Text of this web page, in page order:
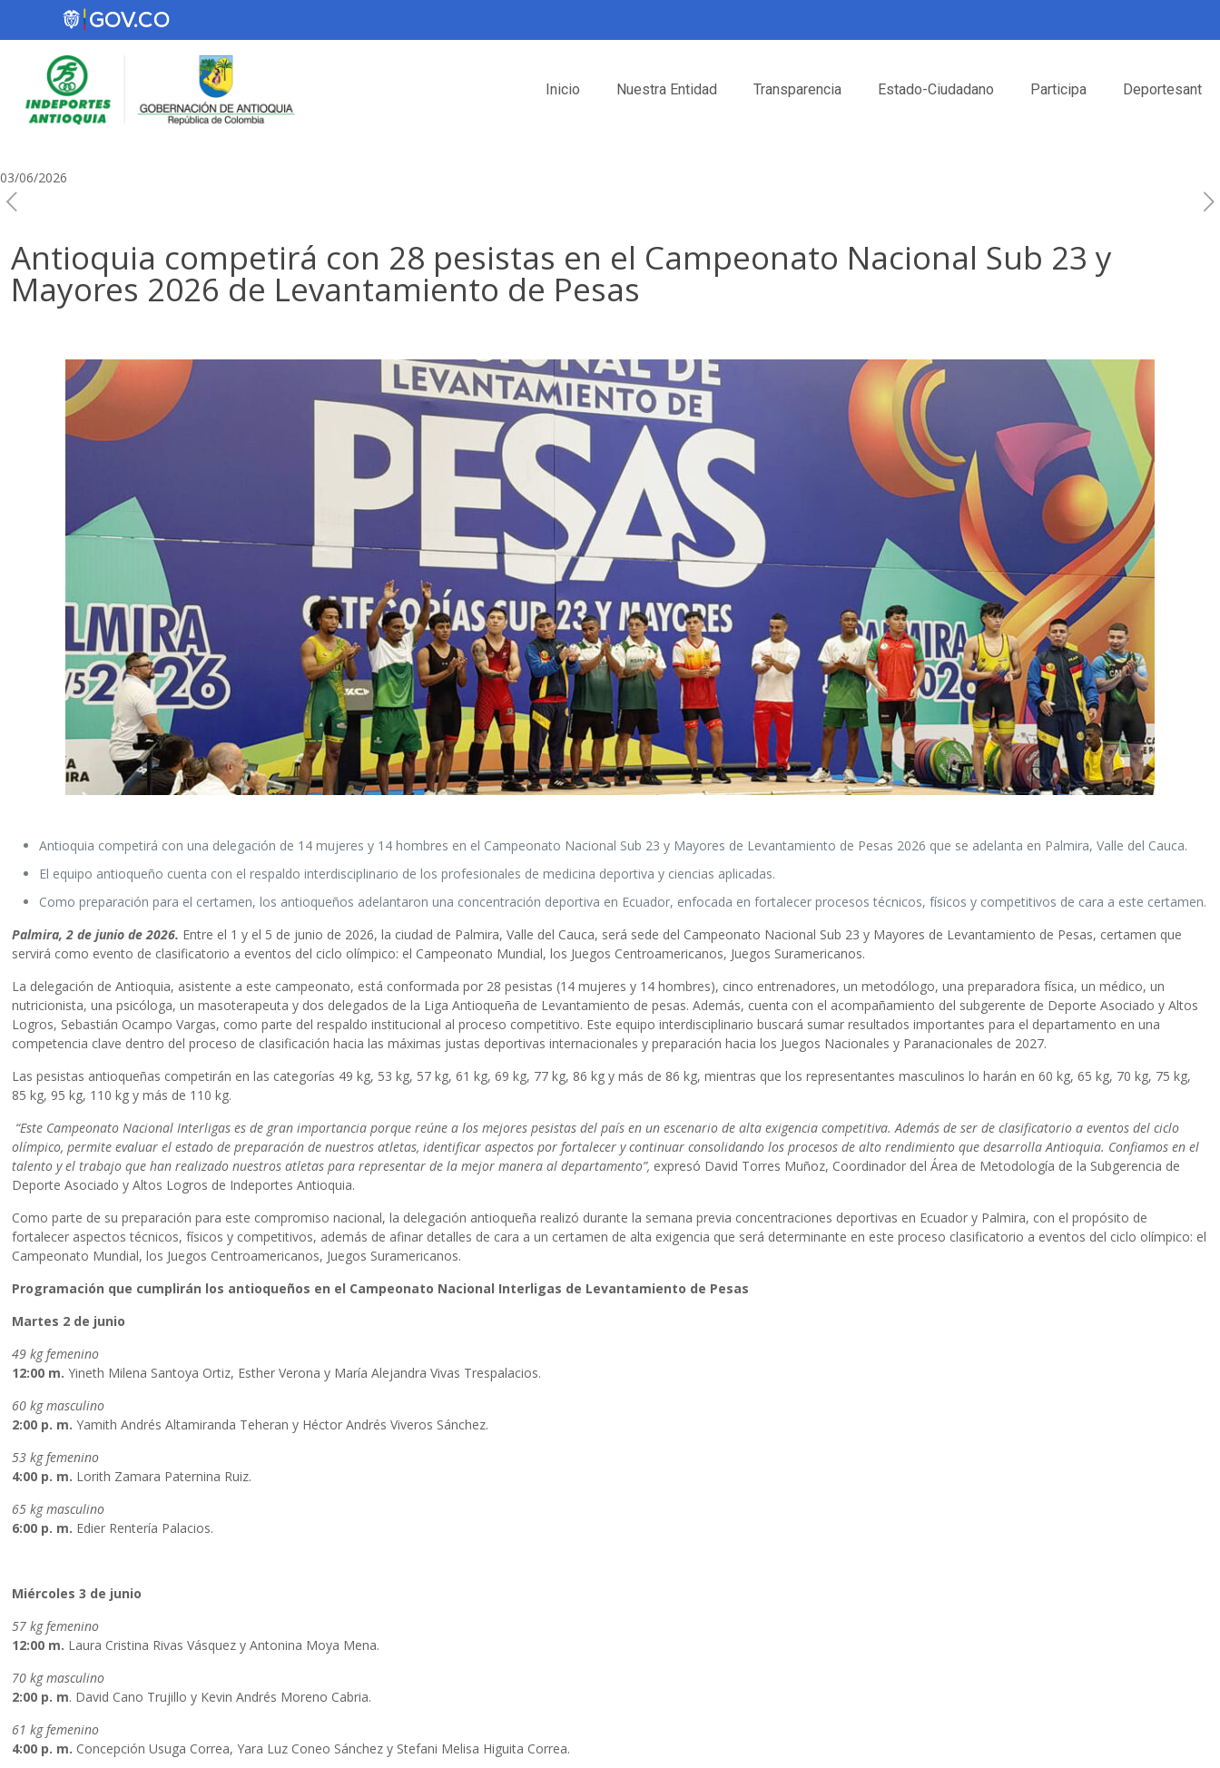
Inicio Nuestra Entidad Transparencia Estado-Ciudadano Participa Deportesant
03/06/2026
Antioquia competirá con 28 pesistas en el Campeonato Nacional Sub 23 y
Mayores 2026 de Levantamiento de Pesas
Antioquia competirá con una delegación de 14 mujeres y 14 hombres en el Campeonato Nacional Sub 23 y Mayores de Levantamiento de Pesas 2026 que se adelanta en Palmira, Valle del Cauca.
El equipo antioqueño cuenta con el respaldo interdisciplinario de los profesionales de medicina deportiva y ciencias aplicadas.
Como preparación para el certamen, los antioqueños adelantaron una concentración deportiva en Ecuador, enfocada en fortalecer procesos técnicos, físicos y competitivos de cara a este certamen.
Palmira, 2 de junio de 2026. Entre el 1 y el 5 de junio de 2026, la ciudad de Palmira, Valle del Cauca, será sede del Campeonato Nacional Sub 23 y Mayores de Levantamiento de Pesas, certamen que
servirá como evento de clasificatorio a eventos del ciclo olímpico: el Campeonato Mundial, los Juegos Centroamericanos, Juegos Suramericanos.
La delegación de Antioquia, asistente a este campeonato, está conformada por 28 pesistas (14 mujeres y 14 hombres), cinco entrenadores, un metodólogo, una preparadora física, un médico, un
nutricionista, una psicóloga, un masoterapeuta y dos delegados de la Liga Antioqueña de Levantamiento de pesas. Además, cuenta con el acompañamiento del subgerente de Deporte Asociado y Altos
Logros, Sebastián Ocampo Vargas, como parte del respaldo institucional al proceso competitivo. Este equipo interdisciplinario buscará sumar resultados importantes para el departamento en una
competencia clave dentro del proceso de clasificación hacia las máximas justas deportivas internacionales y preparación hacia los Juegos Nacionales y Paranacionales de 2027.
Las pesistas antioqueñas competirán en las categorías 49 kg, 53 kg, 57 kg, 61 kg, 69 kg, 77 kg, 86 kg y más de 86 kg, mientras que los representantes masculinos lo harán en 60 kg, 65 kg, 70 kg, 75 kg,
85 kg, 95 kg, 110 kg y más de 110 kg.
“Este Campeonato Nacional Interligas es de gran importancia porque reúne a los mejores pesistas del país en un escenario de alta exigencia competitiva. Además de ser de clasificatorio a eventos del ciclo
olímpico, permite evaluar el estado de preparación de nuestros atletas, identificar aspectos por fortalecer y continuar consolidando los procesos de alto rendimiento que desarrolla Antioquia. Confiamos en el
talento y el trabajo que han realizado nuestros atletas para representar de la mejor manera al departamento”, expresó David Torres Muñoz, Coordinador del Área de Metodología de la Subgerencia de
Deporte Asociado y Altos Logros de Indeportes Antioquia.
Como parte de su preparación para este compromiso nacional, la delegación antioqueña realizó durante la semana previa concentraciones deportivas en Ecuador y Palmira, con el propósito de
fortalecer aspectos técnicos, físicos y competitivos, además de afinar detalles de cara a un certamen de alta exigencia que será determinante en este proceso clasificatorio a eventos del ciclo olímpico: el
Campeonato Mundial, los Juegos Centroamericanos, Juegos Suramericanos.
Programación que cumplirán los antioqueños en el Campeonato Nacional Interligas de Levantamiento de Pesas
Martes 2 de junio
49 kg femenino
12:00 m. Yineth Milena Santoya Ortiz, Esther Verona y María Alejandra Vivas Trespalacios.
60 kg masculino
2:00 p. m. Yamith Andrés Altamiranda Teheran y Héctor Andrés Viveros Sánchez.
53 kg femenino
4:00 p. m. Lorith Zamara Paternina Ruiz.
65 kg masculino
6:00 p. m. Edier Rentería Palacios.
Miércoles 3 de junio
57 kg femenino
12:00 m. Laura Cristina Rivas Vásquez y Antonina Moya Mena.
70 kg masculino
2:00 p. m. David Cano Trujillo y Kevin Andrés Moreno Cabria.
61 kg femenino
4:00 p. m. Concepción Usuga Correa, Yara Luz Coneo Sánchez y Stefani Melisa Higuita Correa.